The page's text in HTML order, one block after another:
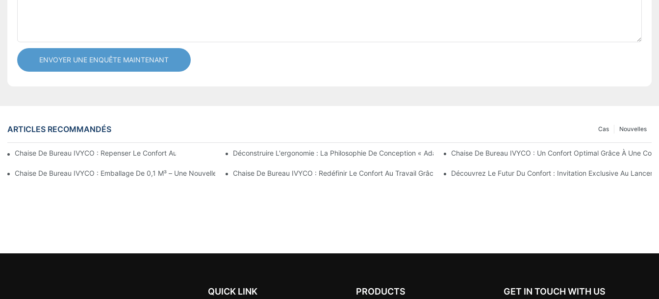
ENVOYER UNE ENQUÊTE MAINTENANT
ARTICLES RECOMMANDÉS Nouvelles
Cas
Chaise De Bureau IVYCO : Repenser Le Confort Au Bureau Grâce À Des Réglages Centrés Sur L’humainDéconstruire L'ergonomie : La Philosophie De Conception « Adaptation Multidimensionnelle » Du Fauteuil De Bureau IVYCO
Chaise De Bureau IVYCO : Un Confort Optimal Grâce À Une
Chaise De Bureau IVYCO : Emballage De 0,1 M³ – Une Nouvelle Approche Économique Du Transport Des Chaises De Bureau
Chaise De Bureau IVYCO : Redéfinir Le Confort Au Travail Grâce À Une Conception Centrée Sur L’humain
Découvrez Le Futur Du Confort : Invitation Exclusive Au
QUICK LINK PRODUCTS GET IN TOUCH WITH US